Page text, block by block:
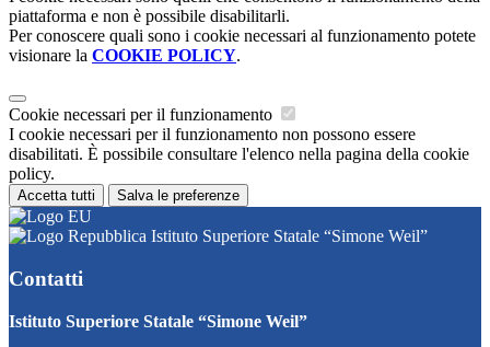
piattaforma e non è possibile disabilitarli.
Per conoscere quali sono i cookie necessari al funzionamento potete
visionare la COOKIE POLICY.
Cookie necessari per il funzionamento
I cookie necessari per il funzionamento non possono essere
disabilitati. È possibile consultare l'elenco nella pagina della cookie
policy.
Accetta tutti Salva le preferenze
Istituto Superiore Statale “Simone Weil”
Contatti
Istituto Superiore Statale “Simone Weil”